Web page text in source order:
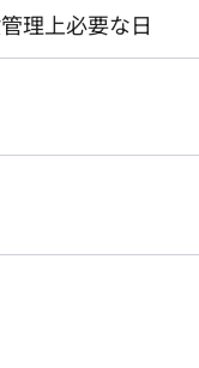
理上必要な日